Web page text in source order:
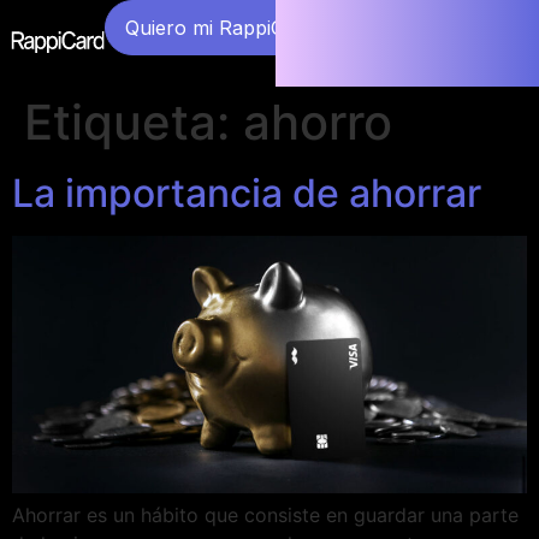
Quiero mi RappiCard
Etiqueta: ahorro
La importancia de ahorrar
Ahorrar es un hábito que consiste en guardar una parte